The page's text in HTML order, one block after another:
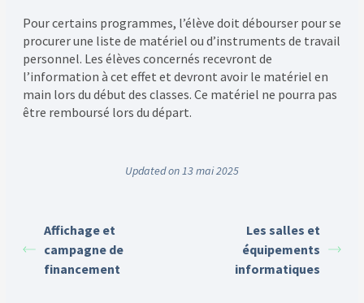
Pour certains programmes, l’élève doit débourser pour se
procurer une liste de matériel ou d’instruments de travail
personnel. Les élèves concernés recevront de
l’information à cet effet et devront avoir le matériel en
main lors du début des classes. Ce matériel ne pourra pas
être remboursé lors du départ.
Updated on 13 mai 2025
Affichage et
campagne de
financement
Les salles et
équipements
informatiques